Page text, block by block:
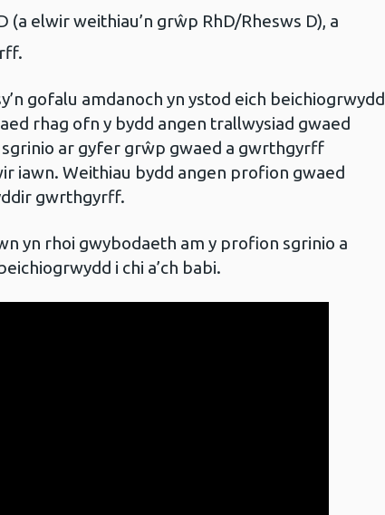
(a elwir weithiau’n grŵp RhD/Rhesws D), a
gofalu amdanoch yn ystod eich beichiogrwydd
rhag ofn y bydd angen trallwysiad gwaed
sgrinio ar gyfer grŵp gwaed a gwrthgyrff
iawn. Weithiau bydd angen profion gwaed
gwrthgyrff.
yn rhoi gwybodaeth am y profion sgrinio a
i chi a’ch babi.